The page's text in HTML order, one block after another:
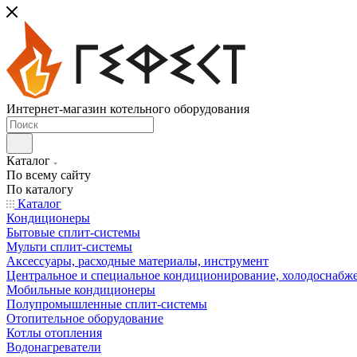
Интернет-магазин котельного оборудования
Каталог
По всему сайту
По каталогу
Каталог
Кондиционеры
Бытовые сплит-системы
Мульти сплит-системы
Аксессуары, расходные материалы, инструмент
Центральное и специальное кондиционирование,
Мобильные кондиционеры
Полупромышленные сплит-системы
Отопительное оборудование
Котлы отопления
Водонагреватели